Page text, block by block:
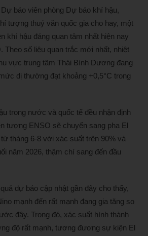
báo viên phòng Dự báo khí hậu,
tượng thuỷ văn quốc gia cho hay, một
khí hậu đáng quan tâm nhất hiện nay
Theo số liệu quan trắc mới nhất, nhiệt
vực trung tâm Thái Bình Dương đang
dị thường đạt khoảng +0,5°C trong
trong nước và quốc tế đều nhận định
tượng ENSO sẽ chuyển sang pha El
tháng 6-8 với xác suất trên 90% và
năm 2026, thậm chí sang đến đầu
dự báo cập nhật gần đây cho thấy,
mạnh đến rất mạnh đang gia tăng so
đây. Trong đó, xác suất hình thành
độ rất mạnh, tương đương sự kiện El